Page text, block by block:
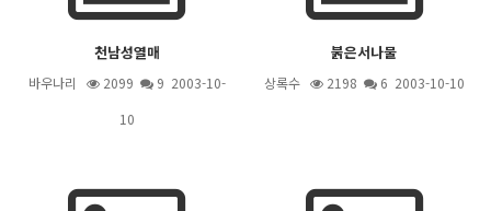
천남성열매
바우나리 2099 9 2003-10-
10
붉은서나물
상록수 2198 6 2003-10-10